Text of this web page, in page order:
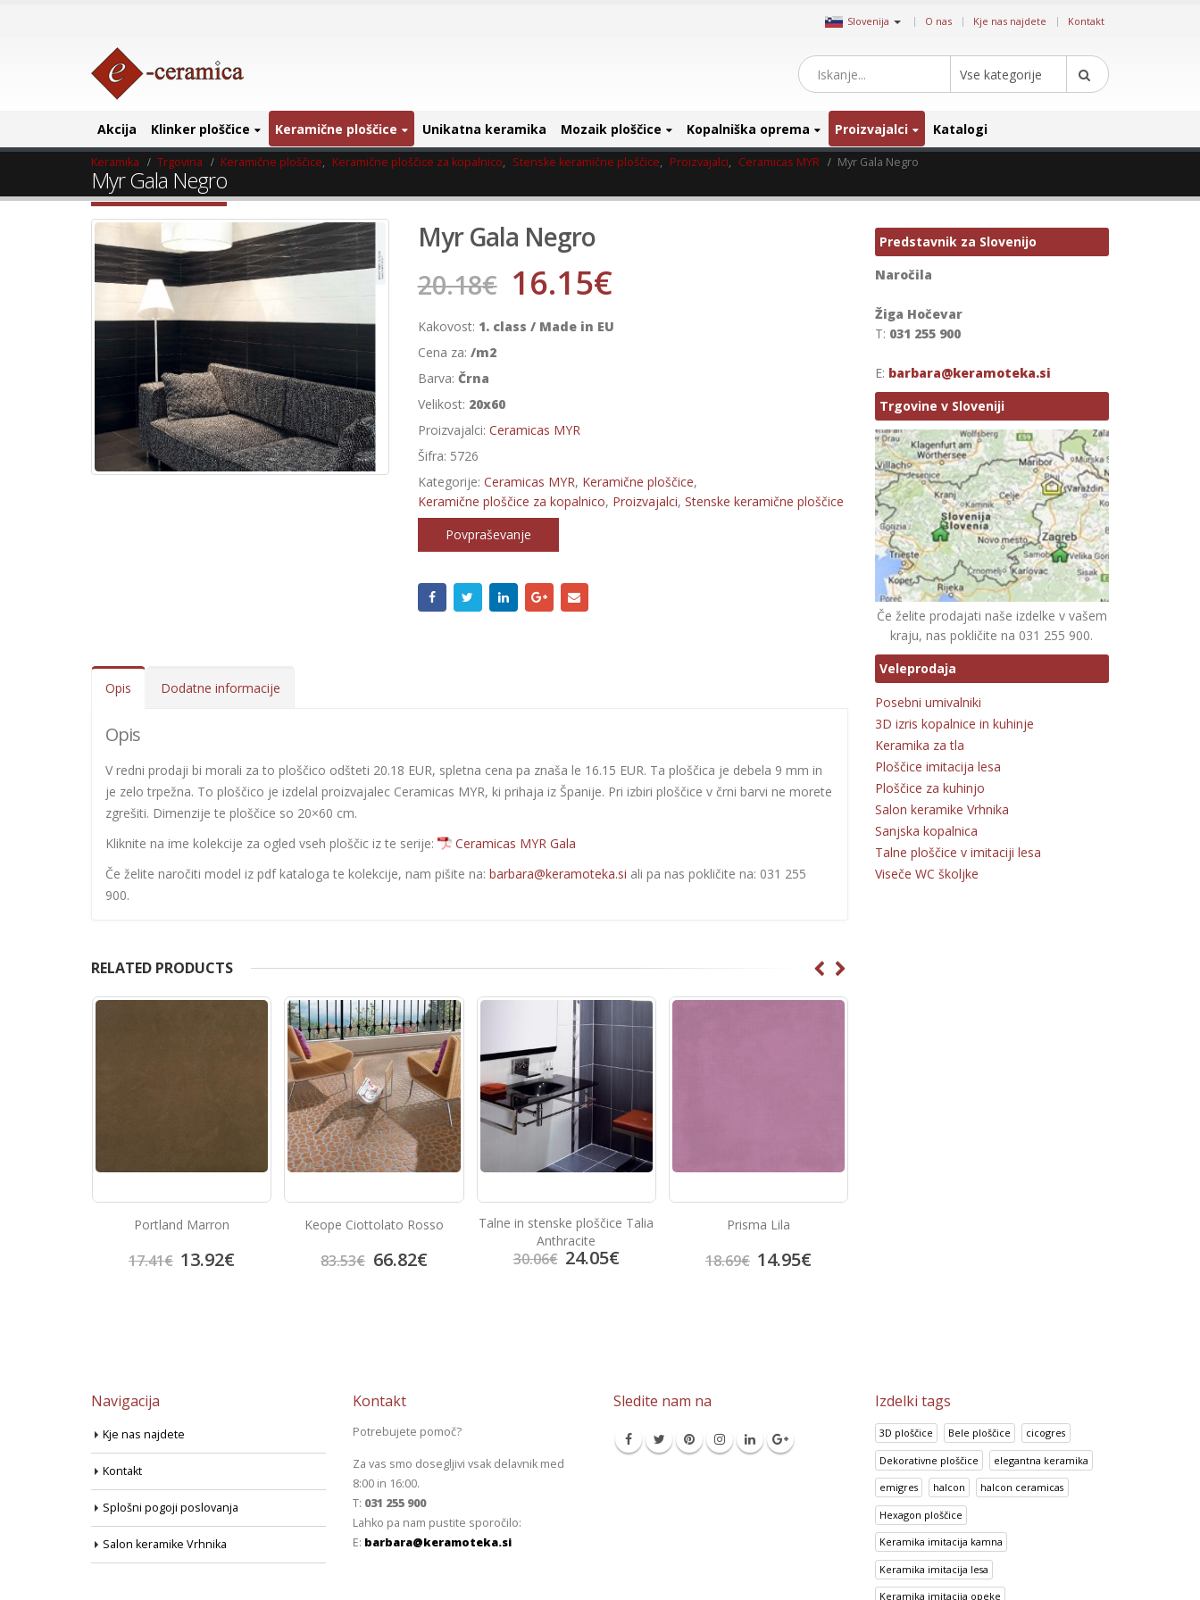
Slovenija | O nas Kje nas najdete Kontakt
Vse kategorije
Akcija Klinker ploščice Keramične ploščice Unikatna keramika Mozaik ploščice Kopalniška oprema Proizvajalci Katalogi
Keramika Trgovina Keramične ploščice, Keramične ploščice za kopalnico, Stenske keramične ploščice, Proizvajalci, Ceramicas MYR Myr Gala Negro
Myr Gala Negro
Myr Gala Negro
20.18€ 16.15€
Kakovost: 1. class / Made in EU
Cena za: /m2
Barva: Črna
Velikost: 20x60
Proizvajalci: Ceramicas MYR
Šifra: 5726
Kategorije: Ceramicas MYR, Keramične ploščice,
Keramične ploščice za kopalnico, Proizvajalci, Stenske keramične ploščice
Povpraševanje
Opis Dodatne informacije
Opis
V redni prodaji bi morali za to ploščico odšteti 20.18 EUR, spletna cena pa znaša le 16.15 EUR. Ta ploščica je debela 9 mm in
je zelo trpežna. To ploščico je izdelal proizvajalec Ceramicas MYR, ki prihaja iz Španije. Pri izbiri ploščice v črni barvi ne morete
zgrešiti. Dimenzije te ploščice so 20×60 cm.
Kliknite na ime kolekcije za ogled vseh ploščic iz te serije:
Ceramicas MYR Gala
Če želite naročiti model iz pdf kataloga te kolekcije, nam pišite na: barbara@keramoteka.si ali pa nas pokličite na: 031 255
900.
RELATED PRODUCTS
Portland Marron
17.41€ 13.92€
Keope Ciottolato Rosso
83.53€ 66.82€
Talne in stenske ploščice Talia
Anthracite
30.06€ 24.05€
Prisma Lila
18.69€ 14.95€
Predstavnik za Slovenijo
Naročila
Žiga Hočevar
T: 031 255 900
E: barbara@keramoteka.si
Trgovine v Sloveniji
Če želite prodajati naše izdelke v vašem
kraju, nas pokličite na 031 255 900.
Veleprodaja
Posebni umivalniki
3D izris kopalnice in kuhinje
Keramika za tla
Ploščice imitacija lesa
Ploščice za kuhinjo
Salon keramike Vrhnika
Sanjska kopalnica
Talne ploščice v imitaciji lesa
Viseče WC školjke
Navigacija
Kje nas najdete
Kontakt
Splošni pogoji poslovanja
Salon keramike Vrhnika
Kontakt
Potrebujete pomoč?
Za vas smo dosegljivi vsak delavnik med
8:00 in 16:00.
T: 031 255 900
Lahko pa nam pustite sporočilo:
E: barbara@keramoteka.si
Sledite nam na Izdelki tags
3D ploščice Bele ploščice cicogres
Dekorativne ploščice elegantna keramika
emigres halcon halcon ceramicas
Hexagon ploščice
Keramika imitacija kamna
Keramika imitacija lesa
Keramika imitacija opeke